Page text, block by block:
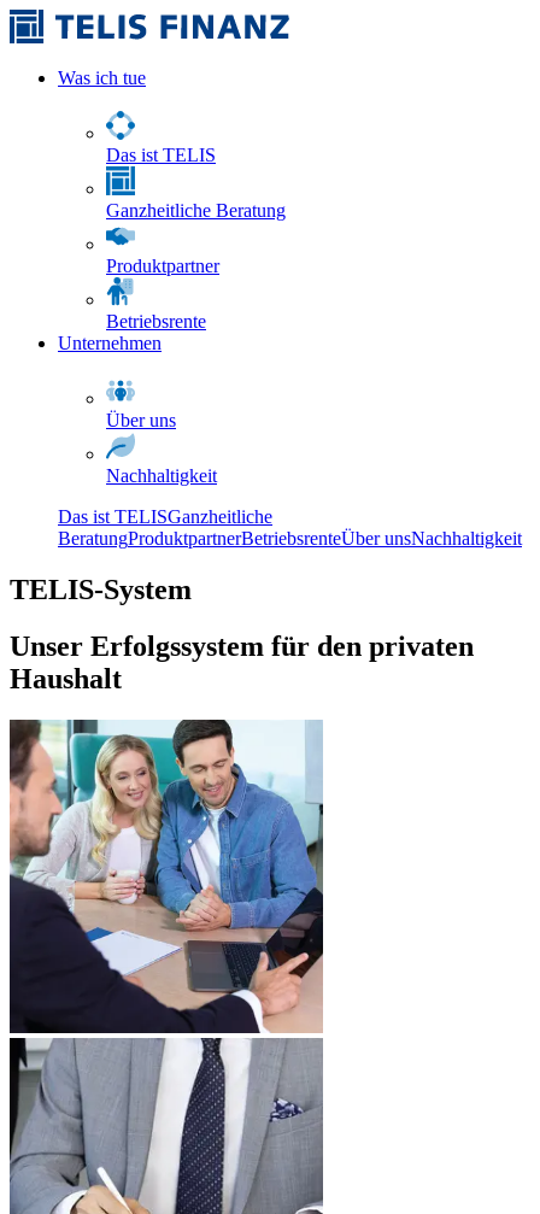
Was ich tue
Das ist TELIS
Ganzheitliche Beratung
Produktpartner
Betriebsrente
Unternehmen
Über uns
Nachhaltigkeit
Das ist TELISGanzheitliche
BeratungProduktpartnerBetriebsrenteÜber unsNachhaltigkeit
TELIS-System
Unser Erfolgssystem für den privaten
Haushalt